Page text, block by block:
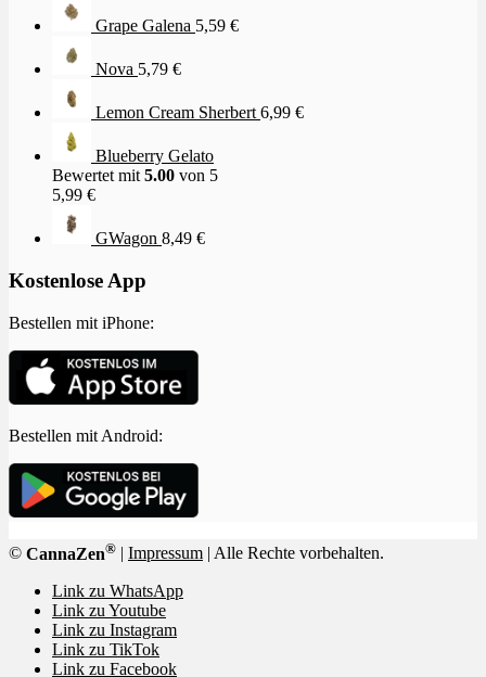
Grape Galena 5,59 €
Nova 5,79 €
Lemon Cream Sherbert 6,99 €
Blueberry Gelato
Bewertet mit 5.00 von 5
5,99 €
GWagon 8,49 €
Kostenlose App
Bestellen mit iPhone:
Bestellen mit Android:
© CannaZen® Impressum | Alle Rechte vorbehalten.
Link zu WhatsApp
Link zu Youtube
Link zu Instagram
Link zu TikTok
Link zu Facebook